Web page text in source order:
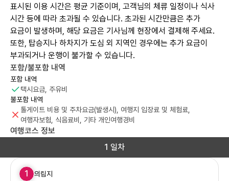
표시된 이용 시간은 평균 기준이며, 고객님의 체류 일정이나 식사
시간 등에 따라 초과될 수 있습니다. 초과된 시간만큼은 추가
요금이 발생하며, 해당 요금은 기사님께 현장에서 결제해 주세요.
또한, 탑승지나 하차지가 도심 외 지역인 경우에는 추가 요금이
부과되거나 운행이 불가할 수 있습니다.
포함/불포함 내역
포함 내역
택시요금, 주유비
불포함 내역
톨게이트 비용 및 주차요금(발생시), 여행지 입장료 및 체험료,
여행자보험, 식음료비, 기타 개인여행경비
여행코스 정보
1 일차
1 의림지